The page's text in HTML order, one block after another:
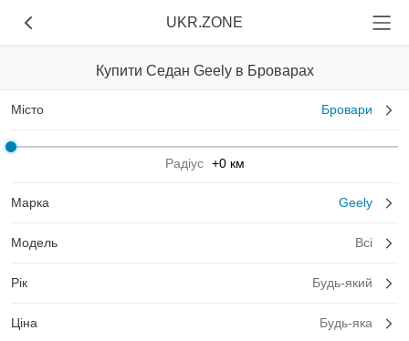
UKR.ZONE
Купити Седан Geely в Броварах
Місто Бровари
Радіус +0 км
Марка Geely
Модель Всі
Рік Будь-який
Ціна Будь-яка